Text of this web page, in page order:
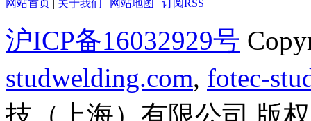
网站首页 | 关于我们 | 网站地图 | 订阅RSS
沪ICP备16032929号
studwelding.com, fotec-